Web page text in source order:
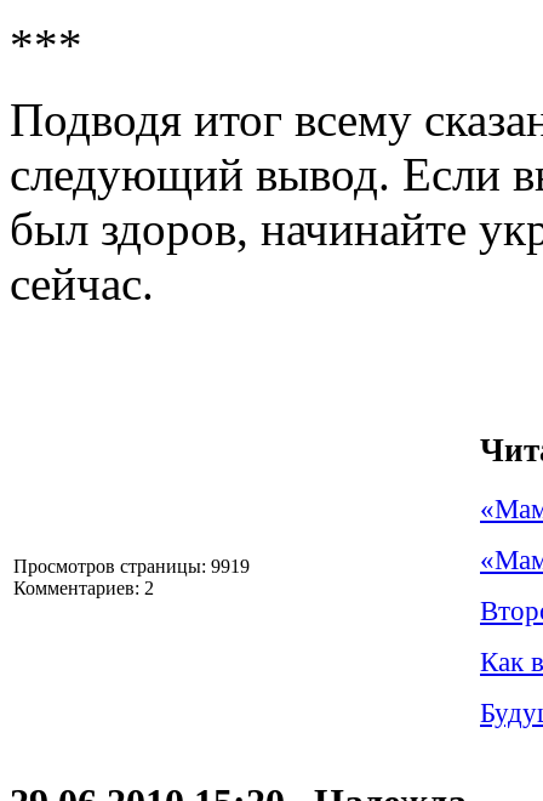
***
Подводя итог всему
следующий вывод. Если
был здоров, начинайте
сейчас.
Просмотров страницы: 9919
Комментариев: 2
Как